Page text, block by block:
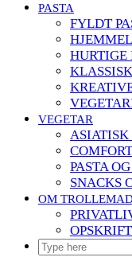
PASTA
FYLDT
HURTIGE
VEGETAR
ASIATISK
PASTA
SNACKS
OM